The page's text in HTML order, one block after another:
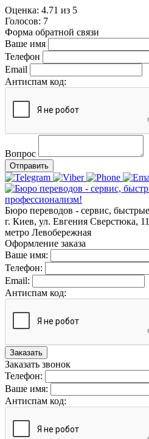
Оценка: 4.71 из 5
Голосов: 7
Форма обратной связи
Ваше имя
Телефон
Email
Антиспам код:
Вопрос
Отправить
Бюро переводов - сервис,
г. Киев, ул. Евгения Сверстюка,
метро Левобережная
Оформление заказа
Ваше имя:
Телефон:
Email:
Антиспам код:
Заказать
Заказать звонок
Телефон:
Ваше имя:
Антиспам код: